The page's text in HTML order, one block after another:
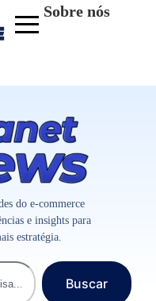
Sobre nós
do e-commerce
e insights para
estratégia.
Buscar